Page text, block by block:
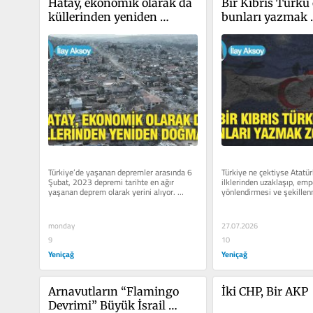
küllerinden yeniden
Türkiye’de yaşanan depremler arasında 6
Şubat, 2023 depremi tarihte en ağır
yaşanan deprem olarak yerini alıyor.
Deprem 11 ilimizi...
monday
9
Yeniçağ
bunları yazmak
Türkiye ne çektiyse
ilklerinden uzaklaşıp,
yönlendirmesi ve
veren dış...
27.07.2026
10
Yeniçağ
Arnavutların “Flamingo
Devrimi” Büyük İsrail
İki CHP, Bir AKP